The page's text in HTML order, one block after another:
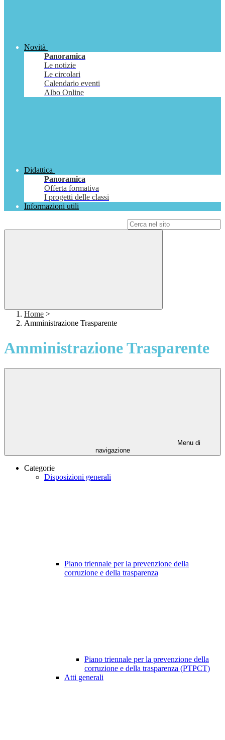
Novità
Panoramica
Le notizie
Le circolari
Calendario eventi
Albo Online
Didattica
Panoramica
Offerta formativa
I progetti delle classi
Informazioni utili
Home >
Amministrazione Trasparente
Amministrazione Trasparente
Menu di
navigazione
Categorie
Disposizioni generali
Piano triennale per la prevenzione della
corruzione e della trasparenza
Piano triennale per la prevenzione della
corruzione e della trasparenza (PTPCT)
Atti generali